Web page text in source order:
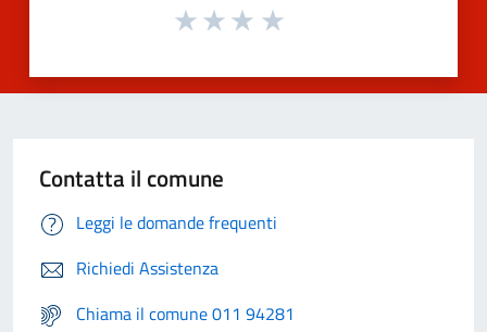
Contatta il comune
Leggi le domande frequenti
Richiedi Assistenza
Chiama il comune 011 94281